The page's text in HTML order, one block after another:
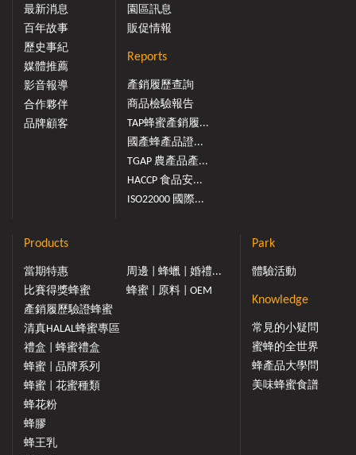
最新消息
百年故事
歷史事紀
媒體推薦
影音報導
合作夥伴
品牌顧客
園區訊息
販促情報
Reports
產銷履歷查詢
商品檢驗報告
TAP蜂蜜產銷履...
國產蜂產品證...
TGAP 農產品產...
HACCP 食品安...
ISO22000 國際...
Products
當期特惠
比賽得獎蜂蜜
產銷履歷驗證蜂蜜
清真HALAL蜂蜜專區
禮盒 | 蜂蜜禮盒
蜂蜜 | 品牌系列
蜂蜜 | 花蜜種類
蜂花粉
蜂膠
蜂王乳
周邊 | 蜂蠟 | 婚禮...
蜂蜜 | 原料 | OEM
Park
體驗活動
Knowledge
常見的小疑問
蜜蜂的全世界
蜂產品大學問
美味蜂蜜食譜